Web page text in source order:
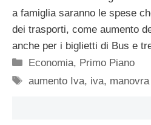
a famiglia saranno le spese
dei trasporti, come aumento
anche per i biglietti di Bus e
Categorie
Economia, Primo Piano
Tag
aumento Iva, iva,